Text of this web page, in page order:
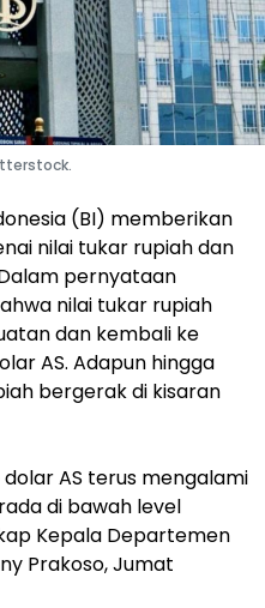
(BI) memberikan
nilai tukar rupiah dan
pernyataan
nilai tukar rupiah
dan kembali ke
AS. Adapun hingga
bergerak di kisaran
AS terus mengalami
di bawah level
Kepala Departemen
Prakoso, Jumat